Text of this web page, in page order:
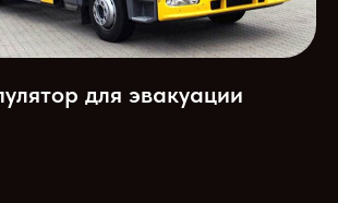
для эвакуации